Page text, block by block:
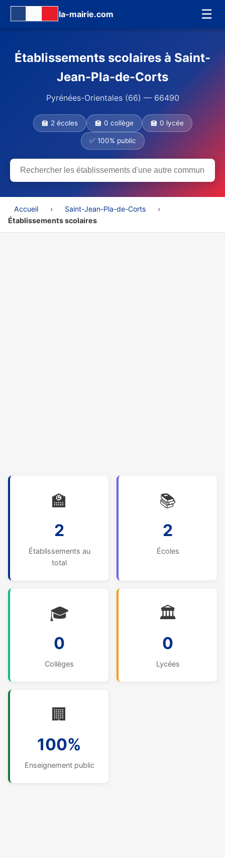
la-mairie.com ☰
Établissements scolaires à Saint-
Jean-Pla-de-Corts
Pyrénées-Orientales (66) — 66490
🏫 2 écoles 🏫 0 collège 🏫 0 lycée
✅ 100% public
Accueil › Saint-Jean-Pla-de-Corts
›
Établissements scolaires
🏫
2
Établissements au
total
📚
2
Écoles
🎓
0
Collèges
🏛️
0
Lycées
🏢
100%
Enseignement public